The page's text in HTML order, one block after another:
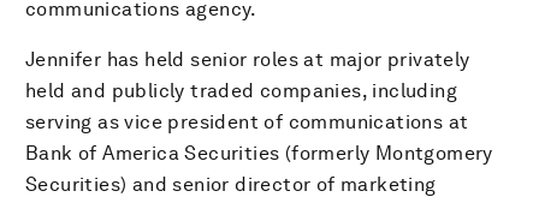
communications agency.
Jennifer has held senior roles at major privately
held and publicly traded companies, including
serving as vice president of communications at
Bank of America Securities (formerly Montgomery
Securities) and senior director of marketing